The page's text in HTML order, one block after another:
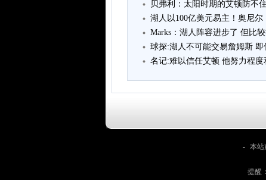
贝弗利：太阳时期的艾顿防不
湖人以100亿美元易主！奥尼尔
Marks：湖人阵容进步了 但比
球探:湖人不可能交易詹姆斯
名记:难以信任艾顿 他努力程
- 本站
提醒